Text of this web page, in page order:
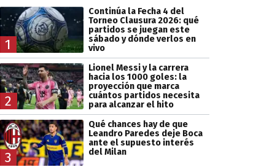
1
Continúa la Fecha 4 del
Torneo Clausura 2026: qué
partidos se juegan este
sábado y dónde verlos en
vivo
2
Lionel Messi y la carrera
hacia los 1000 goles: la
proyección que marca
cuántos partidos necesita
para alcanzar el hito
3
Qué chances hay de que
Leandro Paredes deje Boca
ante el supuesto interés
del Milan